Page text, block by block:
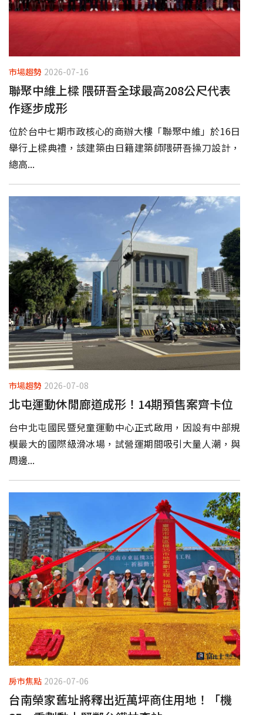
市場趨勢 2026-07-16
聯聚中維上樑 隈研吾全球最高208公尺代表
作逐步成形
位於台中七期市政核心的商辦大樓「聯聚中維」於16日
舉行上樑典禮，該建築由日籍建築師隈研吾操刀設計，
總高...
市場趨勢 2026-07-08
北屯運動休閒廊道成形！14期預售案齊卡位
台中北屯國民暨兒童運動中心正式啟用，因設有中部規
模最大的國際級滑冰場，試營運期間吸引大量人潮，與
周邊...
房市焦點 2026-07-06
台南榮家舊址將釋出近萬坪商住用地！「機